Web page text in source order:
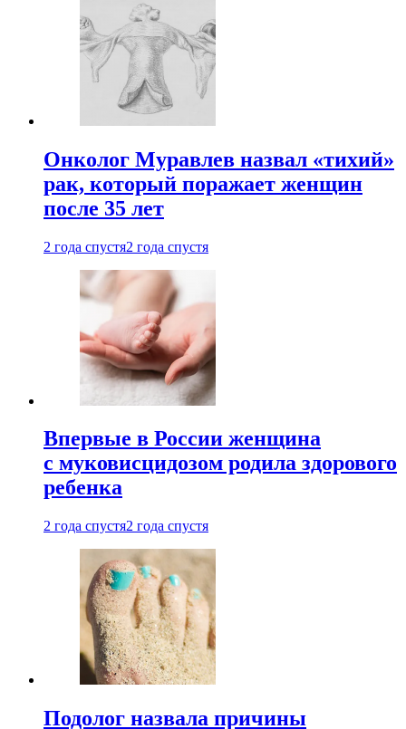
Онколог Муравлев назвал «тихий»
рак, который поражает женщин
после 35 лет
2 года спустя2 года спустя
Впервые в России женщина
с муковисцидозом родила здорового
ребенка
2 года спустя2 года спустя
Подолог назвала причины